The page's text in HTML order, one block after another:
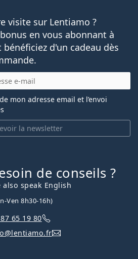
visite sur Lentiamo ?
en vous abonnant à
d'un cadeau dès
la newsletter
de mon adresse email et l’envoi
de conseils ?
also speak English
Ven 8h30-16h)
65 19 80